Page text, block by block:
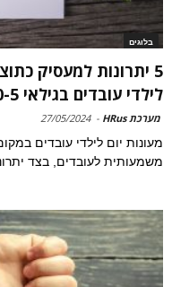
בלוגים
5 יתרונות למעסיק
לילדי עובדים בגילאי 0-5
מערכת HRus -
27/05/2024
מעונות יום לילדי עובדים
משמעותית לעובדים, בצד